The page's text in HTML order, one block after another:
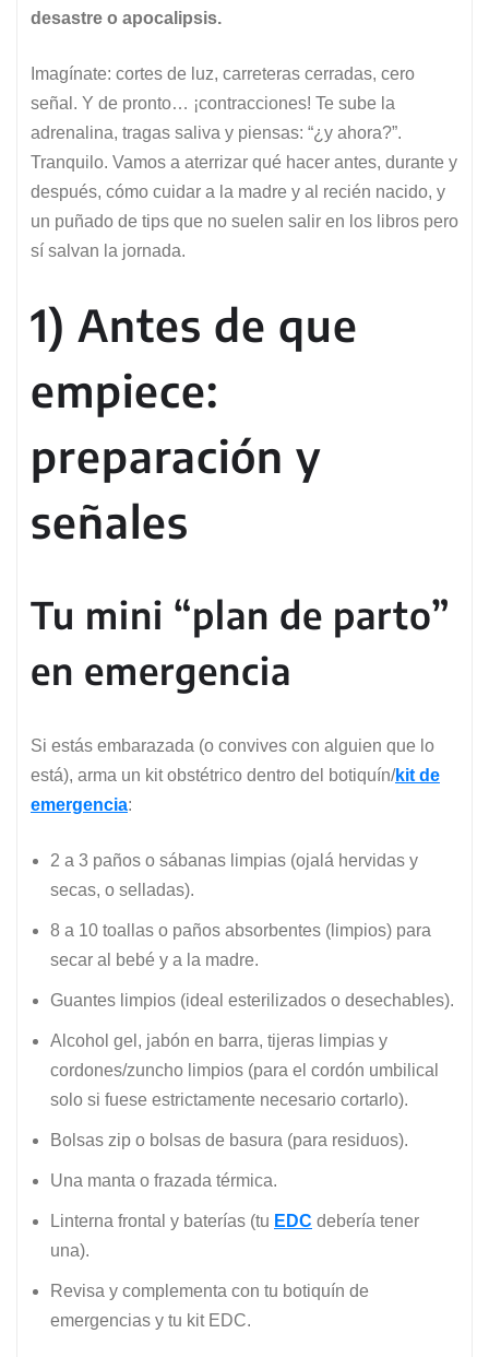
desastre o apocalipsis.
Imagínate: cortes de luz, carreteras cerradas, cero
señal. Y de pronto… ¡contracciones! Te sube la
adrenalina, tragas saliva y piensas: “¿y ahora?”.
Tranquilo. Vamos a aterrizar qué hacer antes, durante y
después, cómo cuidar a la madre y al recién nacido, y
un puñado de tips que no suelen salir en los libros pero
sí salvan la jornada.
1) Antes de que
empiece:
preparación y
señales
Tu mini “plan de parto”
en emergencia
Si estás embarazada (o convives con alguien que lo
está), arma un kit obstétrico dentro del botiquín/kit de
emergencia:
2 a 3 paños o sábanas limpias (ojalá hervidas y
secas, o selladas).
8 a 10 toallas o paños absorbentes (limpios) para
secar al bebé y a la madre.
Guantes limpios (ideal esterilizados o desechables).
Alcohol gel, jabón en barra, tijeras limpias y
cordones/zuncho limpios (para el cordón umbilical
solo si fuese estrictamente necesario cortarlo).
Bolsas zip o bolsas de basura (para residuos).
Una manta o frazada térmica.
Linterna frontal y baterías (tu EDC debería tener
una).
Revisa y complementa con tu botiquín de
emergencias y tu kit EDC.